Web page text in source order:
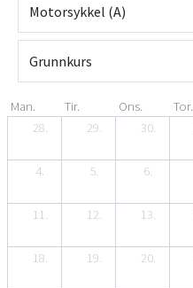
Man. Tir. Ons. Tor.
28.
29. 30.
4. 5. 6.
11. 12. 13.
18. 19. 20.